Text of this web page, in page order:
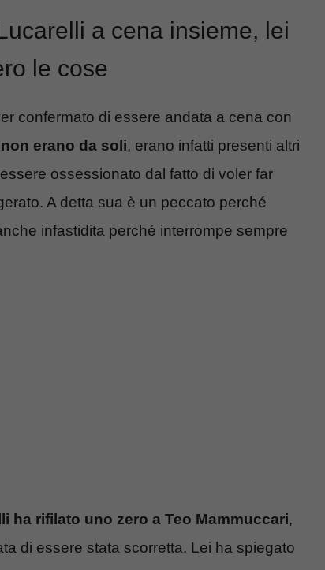
a cena insieme, lei
le cose
confermato di essere andata a cena con
erano da soli, erano infatti presenti altri
ossessionato dal fatto di voler far
A detta sua è un peccato perché
infastidita perché interrompe sempre
ha rifilato uno zero a Teo Mammuccari,
di essere stata scorretta. Lei ha spiegato